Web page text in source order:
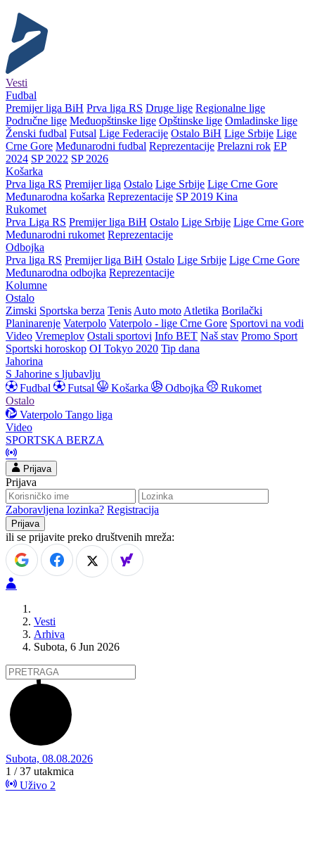
Vesti
Fudbal
Premijer liga BiH Prva liga RS Druge lige Regionalne lige
Područne lige Međuopštinske lige Opštinske lige Omladinske lige
Ženski fudbal Futsal Lige Federacije Ostalo BiH Lige Srbije Lige
Crne Gore Međunarodni fudbal Reprezentacije Prelazni rok EP
2024 SP 2022 SP 2026
Košarka
Prva liga RS Premijer liga Ostalo Lige Srbije Lige Crne Gore
Međunarodna košarka Reprezentacije SP 2019 Kina
Rukomet
Prva Liga RS Premijer liga BiH Ostalo Lige Srbije Lige Crne Gore
Međunarodni rukomet Reprezentacije
Odbojka
Prva liga RS Premijer liga BiH Ostalo Lige Srbije Lige Crne Gore
Međunarodna odbojka Reprezentacije
Kolumne
Ostalo
Zimski Sportska berza Tenis Auto moto Atletika Borilački
Planinarenje Vaterpolo Vaterpolo - lige Crne Gore Sportovi na vodi
Video Vremeplov Ostali sportovi Info BET Naš stav Promo Sport
Sportski horoskop OI Tokyo 2020 Tip dana
Jahorina
S Jahorine s ljubavlju
Fudbal
Futsal Košarka Odbojka
Rukomet
Ostalo
Vaterpolo Tango liga
Video
SPORTSKA BERZA
Prijava
Prijava
Zaboravljena lozinka? Registracija
ili se prijavite preko društvenih mreža:
Vesti
Arhiva
Subota, 6 Jun 2026
Subota, 08.08.2026
1 / 37 utakmica
Uživo 2